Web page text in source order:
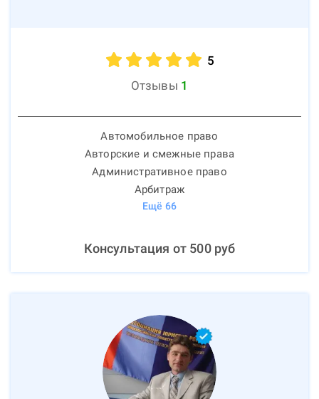
5
Отзывы 1
Автомобильное право
Авторские и смежные права
Административное право
Арбитраж
Ещё 66
Консультация от 500руб